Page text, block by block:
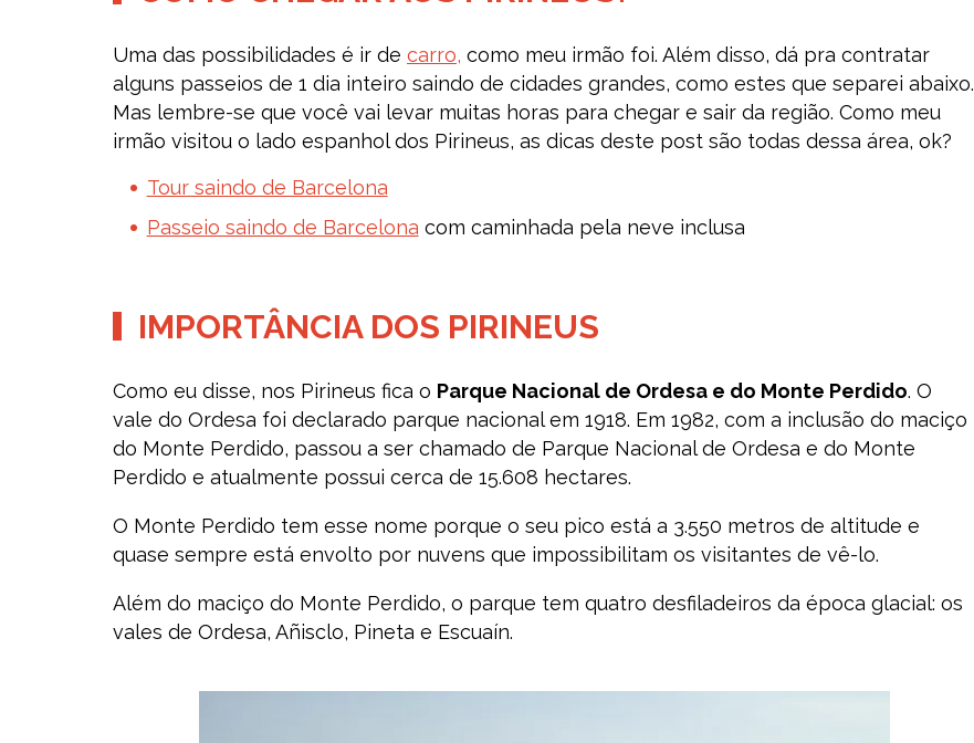
Uma das possibilidades é ir de carro, como meu irmão foi. Além disso, dá pra contratar
alguns passeios de 1 dia inteiro saindo de cidades grandes, como estes que separei abaixo.
Mas lembre-se que você vai levar muitas horas para chegar e sair da região. Como meu
irmão visitou o lado espanhol dos Pirineus, as dicas deste post são todas dessa área, ok?
Tour saindo de Barcelona
Passeio saindo de Barcelona com caminhada pela neve inclusa
IMPORTÂNCIA DOS PIRINEUS
Como eu disse, nos Pirineus fica o Parque Nacional de Ordesa e do Monte Perdido. O
vale do Ordesa foi declarado parque nacional em 1918. Em 1982, com a inclusão do maciço
do Monte Perdido, passou a ser chamado de Parque Nacional de Ordesa e do Monte
Perdido e atualmente possui cerca de 15.608 hectares.
O Monte Perdido tem esse nome porque o seu pico está a 3.550 metros de altitude e
quase sempre está envolto por nuvens que impossibilitam os visitantes de vê-lo.
Além do maciço do Monte Perdido, o parque tem quatro desfiladeiros da época glacial: os
vales de Ordesa, Añisclo, Pineta e Escuaín.